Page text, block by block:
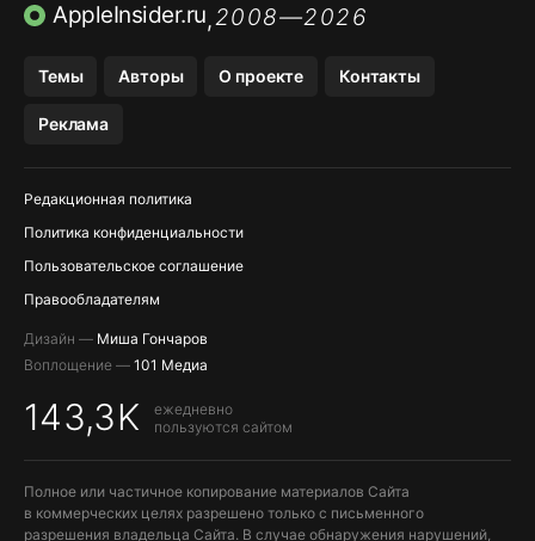
ПРИЛОЖЕНИЯ БЕЗ APP STORE
AppleInsider.ru,2008—2026
Темы Авторы О проекте Контакты
Реклама
Редакционная политика
Политика конфиденциальности
Пользовательское соглашение
Правообладателям
Дизайн — Миша Гончаров
Воплощение — 101 Медиа
143,3K
ежедневно
пользуются сайтом
Полное или частичное копирование материалов Сайта
в коммерческих целях разрешено только с письменного
разрешения владельца Сайта. В случае обнаружения нарушений,